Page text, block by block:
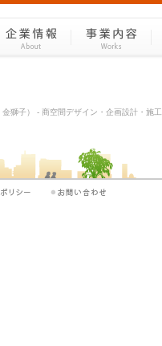
獅子） - 商空間デザイン・企画設計・施